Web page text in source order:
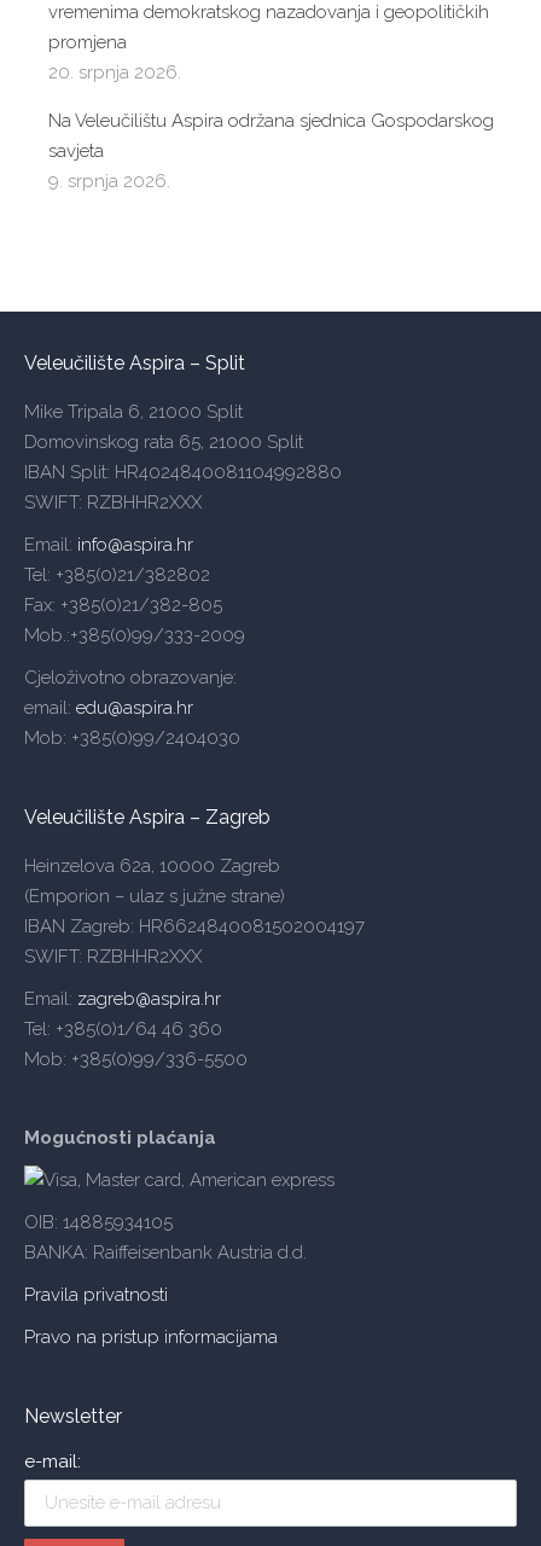
vremenima demokratskog nazadovanja i geopolitičkih
promjena
20. srpnja 2026.
Na Veleučilištu Aspira održana sjednica Gospodarskog
savjeta
9. srpnja 2026.
Veleučilište Aspira – Split
Mike Tripala 6, 21000 Split
Domovinskog rata 65, 21000 Split
IBAN Split: HR4024840081104992880
SWIFT: RZBHHR2XXX
Email: info@aspira.hr
Tel: +385(0)21/382802
Fax: +385(0)21/382-805
Mob.:+385(0)99/333-2009
Cjeloživotno obrazovanje:
email: edu@aspira.hr
Mob: +385(0)99/2404030
Veleučilište Aspira – Zagreb
Heinzelova 62a, 10000 Zagreb
(Emporion – ulaz s južne strane)
IBAN Zagreb: HR6624840081502004197
SWIFT: RZBHHR2XXX
Email: zagreb@aspira.hr
Tel: +385(0)1/64 46 360
Mob: +385(0)99/336-5500
Mogućnosti plaćanja
OIB: 14885934105
BANKA: Raiffeisenbank Austria d.d.
Pravila privatnosti
Pravo na pristup informacijama
Newsletter
e-mail: